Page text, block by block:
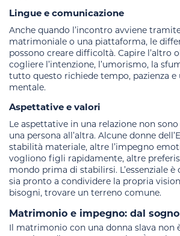
Lingue e comunicazione
Anche quando l’incontro avviene
matrimoniale o una piattaforma, le
possono creare difficoltà. Capire l’altro
cogliere l’intenzione, l’umorismo, la
tutto questo richiede tempo, pazienza e
mentale.
Aspettative e valori
Le aspettative in una relazione non
una persona all’altra. Alcune donne
stabilità materiale, altre l’impegno
vogliono figli rapidamente, altre
mondo prima di stabilirsi. L’essenziale
sia pronto a condividere la propria
bisogni, trovare un terreno comune.
Matrimonio e impegno: dal
Il matrimonio con una donna slava non